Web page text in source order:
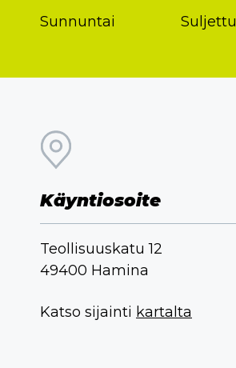
Sunnuntai
Suljettu
Käyntiosoite
Teollisuuskatu 12
49400 Hamina
Katso sijainti kartalta